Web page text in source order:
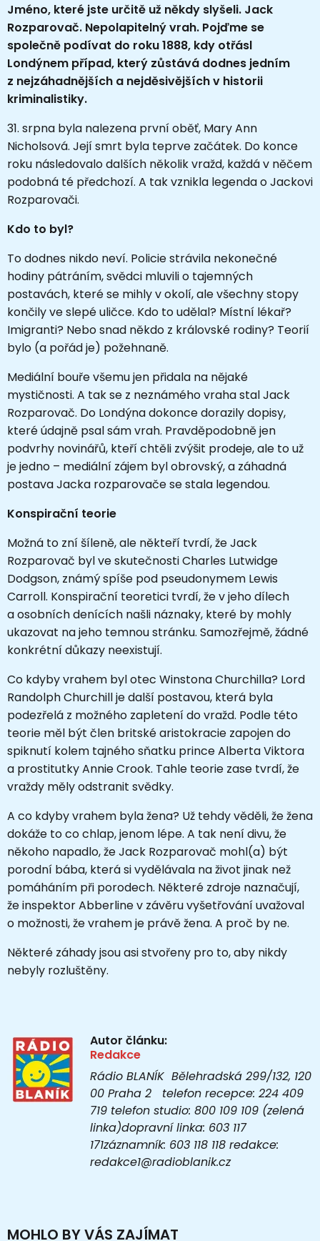
Jméno, které jste určitě už někdy slyšeli. Jack
Rozparovač. Nepolapitelný vrah. Pojďme se
společně podívat do roku 1888, kdy otřásl
Londýnem případ, který zůstává dodnes jedním
z nejzáhadnějších a nejděsivějších v historii
kriminalistiky.
31. srpna byla nalezena první oběť, Mary Ann
Nicholsová. Její smrt byla teprve začátek. Do konce
roku následovalo dalších několik vražd, každá v něčem
podobná té předchozí. A tak vznikla legenda o Jackovi
Rozparovači.
Kdo to byl?
To dodnes nikdo neví. Policie strávila nekonečné
hodiny pátráním, svědci mluvili o tajemných
postavách, které se mihly v okolí, ale všechny stopy
končily ve slepé uličce. Kdo to udělal? Místní lékař?
Imigranti? Nebo snad někdo z královské rodiny? Teorií
bylo (a pořád je) požehnaně.
Mediální bouře všemu jen přidala na nějaké
mystičnosti. A tak se z neznámého vraha stal Jack
Rozparovač. Do Londýna dokonce dorazily dopisy,
které údajně psal sám vrah. Pravděpodobně jen
podvrhy novinářů, kteří chtěli zvýšit prodeje, ale to už
je jedno – mediální zájem byl obrovský, a záhadná
postava Jacka rozparovače se stala legendou.
Konspirační teorie
Možná to zní šíleně, ale někteří tvrdí, že Jack
Rozparovač byl ve skutečnosti Charles Lutwidge
Dodgson, známý spíše pod pseudonymem Lewis
Carroll. Konspirační teoretici tvrdí, že v jeho dílech
a osobních denících našli náznaky, které by mohly
ukazovat na jeho temnou stránku. Samozřejmě, žádné
konkrétní důkazy neexistují.
Co kdyby vrahem byl otec Winstona Churchilla? Lord
Randolph Churchill je další postavou, která byla
podezřelá z možného zapletení do vražd. Podle této
teorie měl být člen britské aristokracie zapojen do
spiknutí kolem tajného sňatku prince Alberta Viktora
a prostitutky Annie Crook. Tahle teorie zase tvrdí, že
vraždy měly odstranit svědky.
A co kdyby vrahem byla žena? Už tehdy věděli, že žena
dokáže to co chlap, jenom lépe. A tak není divu, že
někoho napadlo, že Jack Rozparovač mohl(a) být
porodní bába, která si vydělávala na život jinak než
pomáháním při porodech. Některé zdroje naznačují,
že inspektor Abberline v závěru vyšetřování uvažoval
o možnosti, že vrahem je právě žena. A proč by ne.
Některé záhady jsou asi stvořeny pro to, aby nikdy
nebyly rozluštěny.
Autor článku:
Redakce
Rádio BLANÍK Bělehradská 299/132, 120
00 Praha 2 telefon recepce: 224 409
719 telefon studio: 800 109 109 (zelená
linka)dopravní linka: 603 117
171záznamník: 603 118 118 redakce:
redakce1@radioblanik.cz
MOHLO BY VÁS ZAJÍMAT